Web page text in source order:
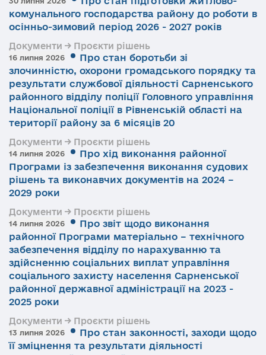
комунального господарства району до роботи в
осінньо-зимовий період 2026 - 2027 років
Документи → Проєкти рішень
16 липня 2026
Про стан боротьби зі
злочинністю, охорони громадського порядку та
результати службової діяльності Сарненського
районного відділу поліції Головного управління
Національної поліції в Рівненській області на
території району за 6 місяців 20
Документи → Проєкти рішень
14 липня 2026
Про хід виконання районної
Програми із забезпечення виконання судових
рішень та виконавчих документів на 2024 –
2029 роки
Документи → Проєкти рішень
14 липня 2026
Про звіт щодо виконання
районної Програми матеріально – технічного
забезпечення відділу по нарахуванню та
здійсненню соціальних виплат управління
соціального захисту населення Сарненської
районної державної адміністрації на 2023 -
2025 роки
Документи → Проєкти рішень
13 липня 2026
Про стан законності, заходи щодо
її зміцнення та результати діяльності